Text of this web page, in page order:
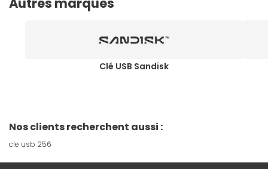
Clé USB Sandisk
Nos clients recherchent aussi :
cle usb 256